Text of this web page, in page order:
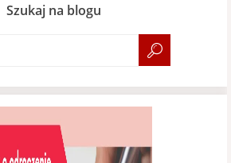
Szukaj na blogu